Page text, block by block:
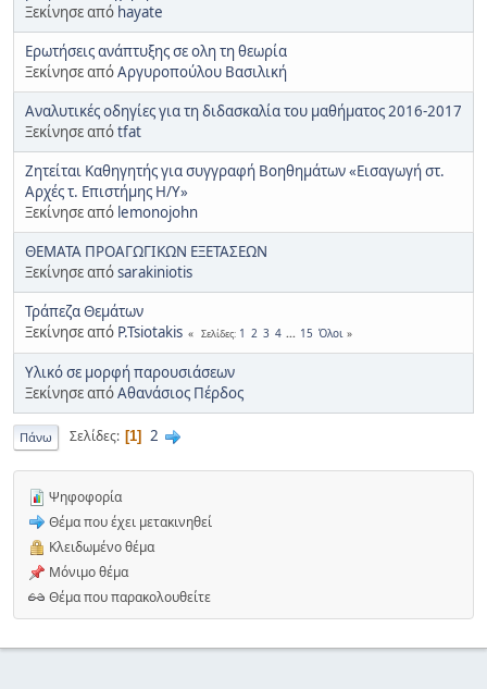
Ξεκίνησε από hayate
Ερωτήσεις ανάπτυξης σε ολη τη θεωρία
Ξεκίνησε απόΑργυροπούλου Βασιλική
Αναλυτικές οδηγίες για τη διδασκαλία του μαθήματος 2016-2017
Ξεκίνησε απόtfat
Ζητείται Καθηγητής για συγγραφή Βοηθημάτων «Εισαγωγή στ.
Αρχές τ. Επιστήμης Η/Υ»
Ξεκίνησε από lemonojohn
ΘΕΜΑΤΑ ΠΡΟΑΓΩΓΙΚΩΝ ΕΞΕΤΑΣΕΩΝ
Ξεκίνησε απόsarakiniotis
Τράπεζα Θεμάτων
Ξεκίνησε από P.Tsiotakis Σελίδες 1 2 3 4 ... 15 Όλοι
Υλικό σε μορφή παρουσιάσεων
Ξεκίνησε απόΑθανάσιος Πέρδος
Πάνω Σελίδες 1 2
Ψηφοφορία
Θέμα που έχει μετακινηθεί
Κλειδωμένο θέμα
Μόνιμο θέμα
Θέμα που παρακολουθείτε